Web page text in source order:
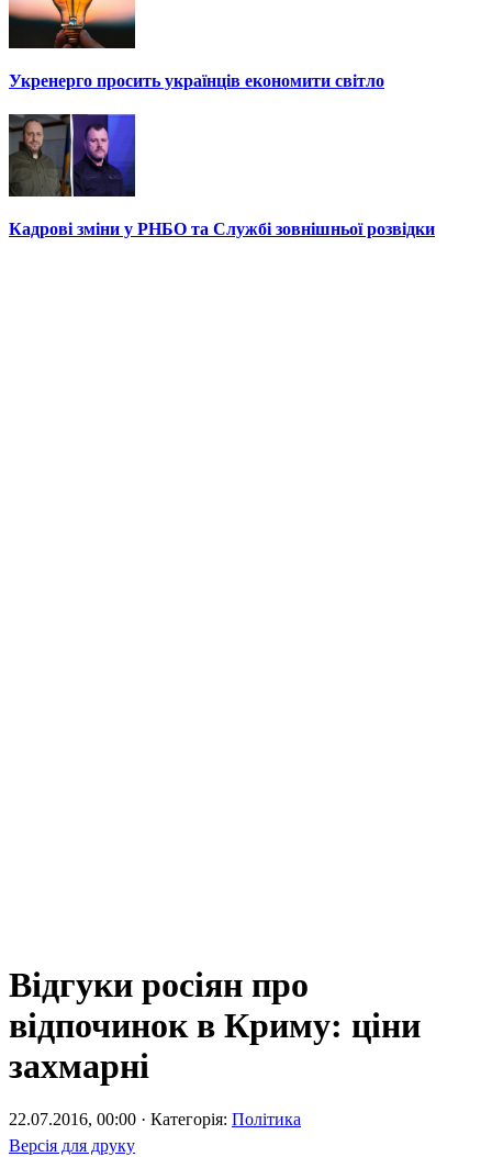
Укренерго просить українців економити світло
Кадрові зміни у РНБО та Службі зовнішньої розвідки
Відгуки росіян про
відпочинок в Криму: ціни
захмарні
22.07.2016, 00:00 · Категорія: Політика
Версія для друку